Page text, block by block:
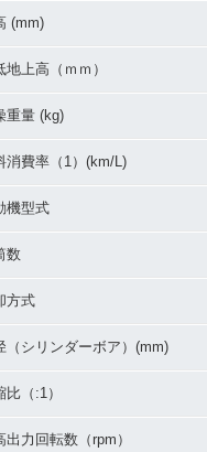
(mm)
地上高（ｍｍ）
重量 (kg)
消費率（1）(km/L)
機型式
数
方式
（シリンダーボア）(mm)
比（:1）
出力回転数（rpm）